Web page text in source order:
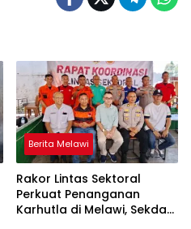
Berita Melawi
Rakor Lintas Sektoral
Perkuat Penanganan
Karhutla di Melawi, Sekda